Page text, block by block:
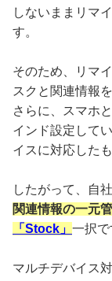
しないままリマ
す。
そのため、リマ
スクと関連情報
さらに、スマホ
インド設定して
イスに対応した
したがって、自
関連情報の一元
「Stock」 一択で
マルチデバイス